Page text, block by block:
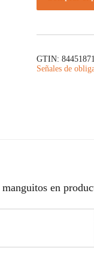
GTIN:
Señales de
en